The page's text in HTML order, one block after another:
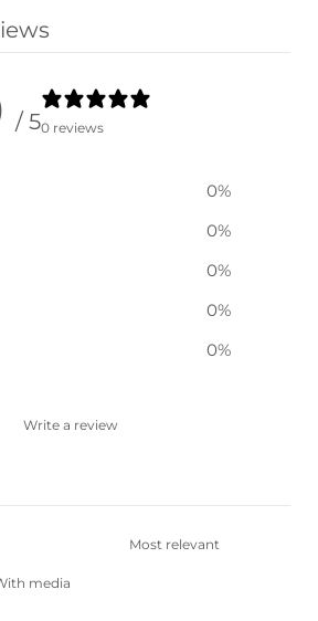
/ 50 reviews
0%
0%
0%
0%
0%
Write a review
media